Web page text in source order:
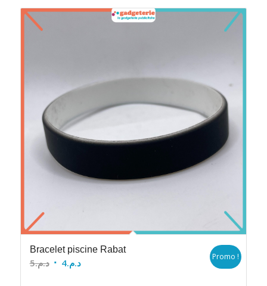
Bracelet piscine Rabat
د.م.5
Le
د.م.4
Le
Promo !